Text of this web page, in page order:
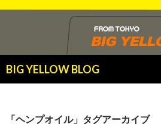
BIG YELLOW BLOG
索
ン「ヘンプオイル」タグアーカイブ